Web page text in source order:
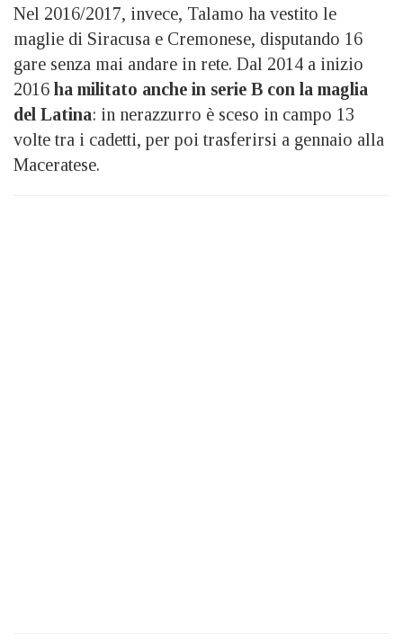
Nel 2016/2017, invece, Talamo ha vestito le
maglie di Siracusa e Cremonese, disputando 16
gare senza mai andare in rete. Dal 2014 a inizio
2016 ha militato anche in serie B con la maglia
del Latina: in nerazzurro è sceso in campo 13
volte tra i cadetti, per poi trasferirsi a gennaio alla
Maceratese.